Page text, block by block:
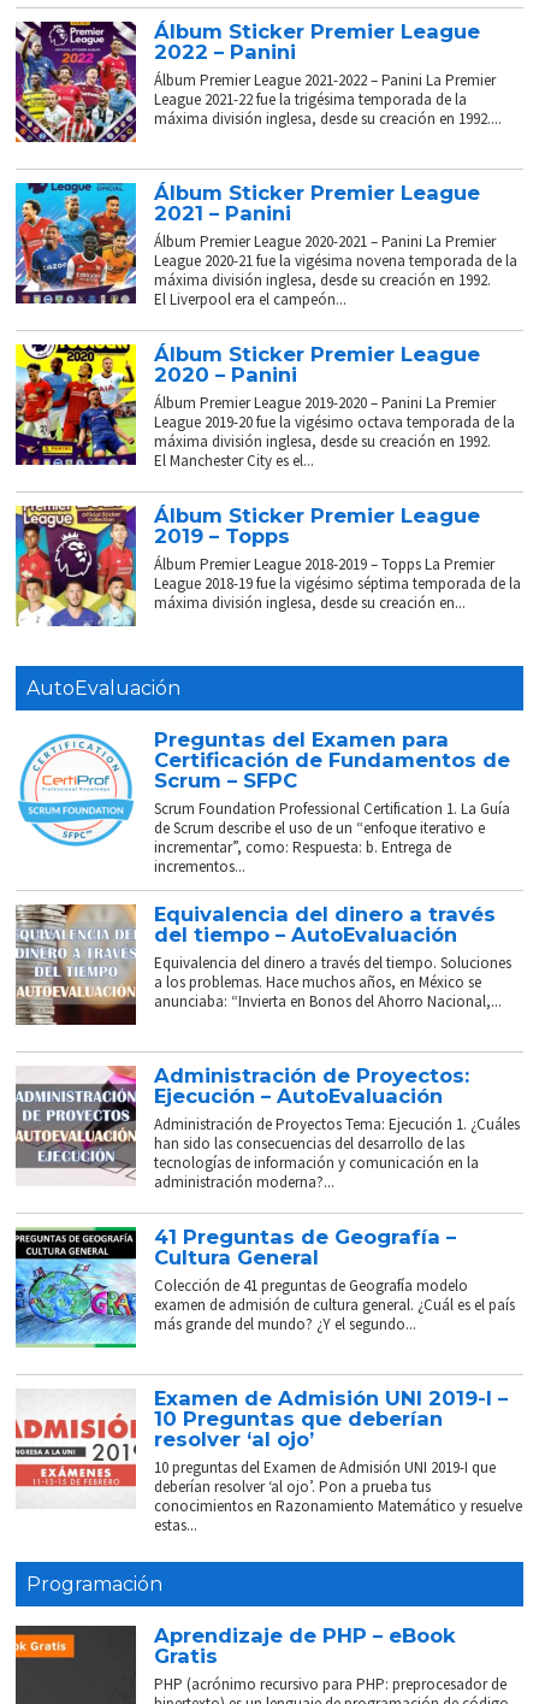
Álbum Sticker Premier League
2022 – Panini
Álbum Premier League 2021-2022 – Panini La Premier
League 2021-22 fue la trigésima temporada de la
máxima división inglesa, desde su creación en 1992....
Álbum Sticker Premier League
2021 – Panini
Álbum Premier League 2020-2021 – Panini La Premier
League 2020-21 fue la vigésima novena temporada de la
máxima división inglesa, desde su creación en 1992.
El Liverpool era el campeón...
Álbum Sticker Premier League
2020 – Panini
Álbum Premier League 2019-2020 – Panini La Premier
League 2019-20 fue la vigésimo octava temporada de la
máxima división inglesa, desde su creación en 1992.
El Manchester City es el...
Álbum Sticker Premier League
2019 – Topps
Álbum Premier League 2018-2019 – Topps La Premier
League 2018-19 fue la vigésimo séptima temporada de la
máxima división inglesa, desde su creación en...
AutoEvaluación
Preguntas del Examen para
Certificación de Fundamentos de
Scrum – SFPC
Scrum Foundation Professional Certification 1. La Guía
de Scrum describe el uso de un “enfoque iterativo e
incrementar”, como: Respuesta: b. Entrega de
incrementos...
Equivalencia del dinero a través
del tiempo – AutoEvaluación
Equivalencia del dinero a través del tiempo. Soluciones
a los problemas. Hace muchos años, en México se
anunciaba: “Invierta en Bonos del Ahorro Nacional,...
Administración de Proyectos:
Ejecución – AutoEvaluación
Administración de Proyectos Tema: Ejecución 1. ¿Cuáles
han sido las consecuencias del desarrollo de las
tecnologías de información y comunicación en la
administración moderna?...
41 Preguntas de Geografía –
Cultura General
Colección de 41 preguntas de Geografía modelo
examen de admisión de cultura general. ¿Cuál es el país
más grande del mundo? ¿Y el segundo...
Examen de Admisión UNI 2019-I –
10 Preguntas que deberían
resolver ‘al ojo’
10 preguntas del Examen de Admisión UNI 2019-I que
deberían resolver ‘al ojo’. Pon a prueba tus
conocimientos en Razonamiento Matemático y resuelve
estas...
Programación
Aprendizaje de PHP – eBook
Gratis
PHP (acrónimo recursivo para PHP: preprocesador de